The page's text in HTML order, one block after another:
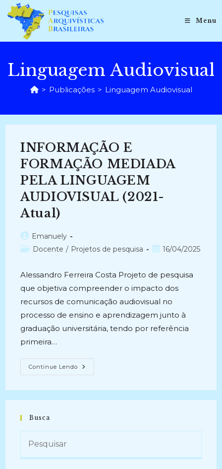
para
conteúdo
Menu
Linguagem Audiovisual
> Publicações > Linguagem Audiovisual
INFORMAÇÃO E
FORMAÇÃO MEDIADA
PELA LINGUAGEM
AUDIOVISUAL (2021-
Atual)
Autor
do
Emanuely
Categoria
Docente / Projetos de pesquisa
Post16/04/2025
Alessandro Ferreira Costa Projeto de pesquisa
que objetiva compreender o impacto dos
recursos de comunicação audiovisual no
processo de ensino e aprendizagem junto à
graduação universitária, tendo por referência
primeira…
Continue Lendo INFORMAÇÃO
E
LINGUAGEM
Busca